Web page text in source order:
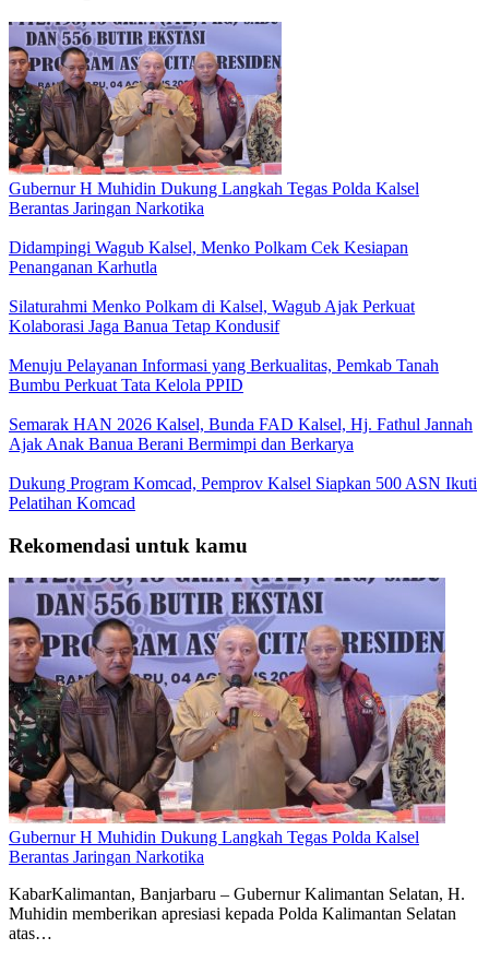
Gubernur H Muhidin Dukung Langkah Tegas Polda Kalsel
Berantas Jaringan Narkotika
Didampingi Wagub Kalsel, Menko Polkam Cek Kesiapan
Penanganan Karhutla
Silaturahmi Menko Polkam di Kalsel, Wagub Ajak Perkuat
Kolaborasi Jaga Banua Tetap Kondusif
Menuju Pelayanan Informasi yang Berkualitas, Pemkab Tanah
Bumbu Perkuat Tata Kelola PPID
Semarak HAN 2026 Kalsel, Bunda FAD Kalsel, Hj. Fathul Jannah
Ajak Anak Banua Berani Bermimpi dan Berkarya
Dukung Program Komcad, Pemprov Kalsel Siapkan 500 ASN Ikuti
Pelatihan Komcad
Rekomendasi untuk kamu
Gubernur H Muhidin Dukung Langkah Tegas Polda Kalsel
Berantas Jaringan Narkotika
KabarKalimantan, Banjarbaru – Gubernur Kalimantan Selatan, H.
Muhidin memberikan apresiasi kepada Polda Kalimantan Selatan
atas…